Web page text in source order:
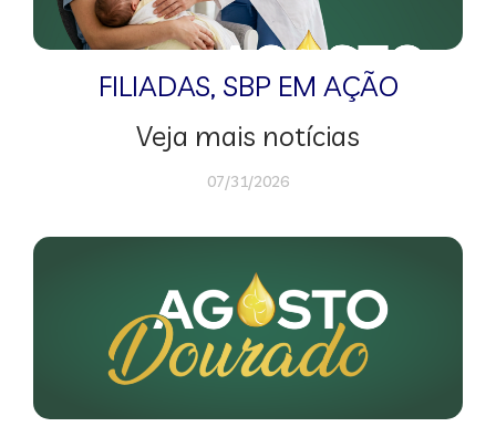
FILIADAS, SBP EM AÇÃO
Veja mais notícias
07/31/2026